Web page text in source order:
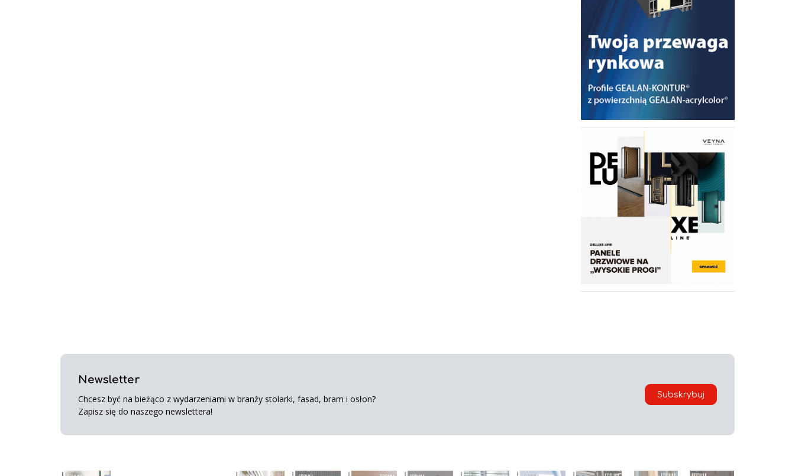
Newsletter
Chcesz być na bieżąco z wydarzeniami w branży stolarki, fasad, bram i osłon?
Zapisz się do naszego newslettera!
Subskrybuj